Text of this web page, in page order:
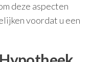
deze aspecten
voordat u een